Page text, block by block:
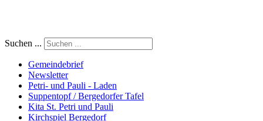
Suchen ...
Gemeindebrief
Newsletter
Petri- und Pauli - Laden
Suppentopf / Bergedorfer Tafel
Kita St. Petri und Pauli
Kirchspiel Bergedorf